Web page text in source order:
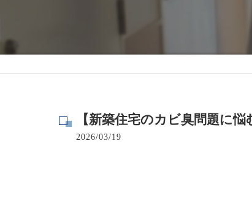
病院･クリニックのカビ取り
【新築住宅のカビ臭問題に
2026/03/19